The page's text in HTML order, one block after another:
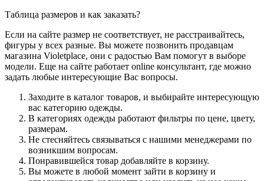
Таблица размеров и как заказать?
Если на сайте размер не соответствует, не расстраивайтесь,
фигуры у всех разные. Вы можете позвонить продавцам
магазина Violetplace, они с радостью Вам помогут в выборе
модели. Еще на сайте работает online консультант, где можно
задать любые интересующие Вас вопросы.
Заходите в каталог товаров, и выбирайте интересующую
вас категорию одежды.
В категориях одежды работают фильтры по цене, цвету,
размерам.
Не стесняйтесь связываться с нашими менеджерами по
возникшим вопросам.
Понравившейся товар добавляйте в корзину.
Вы можете в любой момент зайти в корзину и